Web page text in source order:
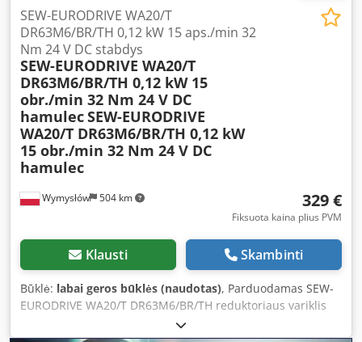
Wymysłów 504 km
SEW-EURODRIVE WA20/T
DR63M6/BR/TH 0,12 kW 15 aps./min 32
Nm 24 V DC stabdys
SEW-EURODRIVE WA20/T
DR63M6/BR/TH 0,12 kW 15
obr./min 32 Nm 24 V DC
hamulecSEW-EURODRIVE
WA20/T DR63M6/BR/TH 0,12 kW
15 obr./min 32 Nm 24 V DC
hamulec
329 €
Fiksuota kaina plius PVM
Klausti Skambinti
Būklė: labai geros būklės (naudotas), Parduodamas SEW-
EURODRIVE WA20/T DR63M6/BR/TH reduktoriaus variklis
su trifaze varikliu ir 24 V nuolatinės srovės